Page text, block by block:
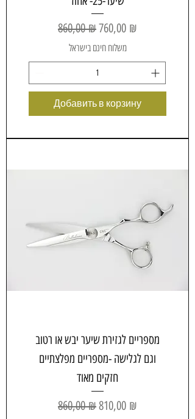
Обычная цена
860,00 ₪Цена со скидкой
760,00 ₪
משלוח חינם בישראל
Добавить в корзину
מספריים לגזירת שיער יבש או רטוב
וגם לגלישה -מספריים מפלצתיים
חזקים מאוד
Обычная цена
860,00 ₪Цена со скидкой
810,00 ₪